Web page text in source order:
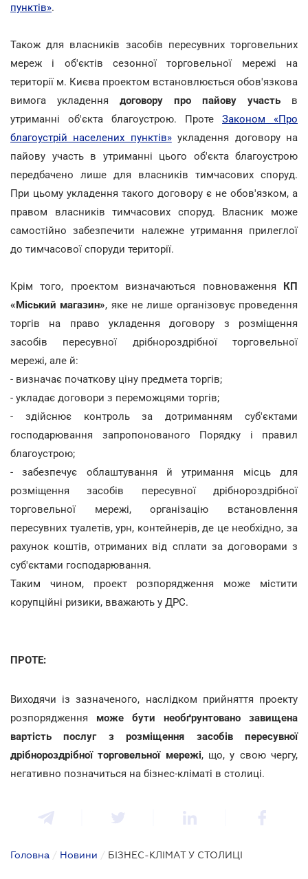
пунктів».
Також для власників засобів пересувних торговельних
мереж і об'єктів сезонної торговельної мережі на
території м. Києва проектом встановлюється обов'язкова
вимога укладення договору про пайову участь в
утриманні об'єкта благоустрою. Проте Законом «Про
благоустрій населених пунктів»укладення договору на
пайову участь в утриманні цього об'єкта благоустрою
передбачено лише для власників тимчасових споруд.
При цьому укладення такого договору є не обов'язком, а
правом власників тимчасових споруд. Власник може
самостійно забезпечити належне утримання прилеглої
до тимчасової споруди території.
Крім того, проектом визначаються повноваження КП
«Міський магазин», яке не лише організовує проведення
торгів на право укладення договору з розміщення
засобів пересувної дрібнороздрібної торговельної
мережі, але й:
- визначає початкову ціну предмета торгів;
- укладає договори з переможцями торгів;
- здійснює контроль за дотриманням суб'єктами
господарювання запропонованого Порядку і правил
благоустрою;
- забезпечує облаштування й утримання місць для
розміщення засобів пересувної дрібнороздрібної
торговельної мережі, організацію встановлення
пересувних туалетів, урн, контейнерів, де це необхідно, за
рахунок коштів, отриманих від сплати за договорами з
суб'єктами господарювання.
Таким чином, проект розпорядження може містити
корупційні ризики, вважають у ДРС.
ПРОТЕ:
Виходячи із зазначеного, наслідком прийняття проекту
розпорядження може бути необґрунтовано завищена
вартість послуг з розміщення засобів пересувної
дрібнороздрібної торговельної мережі, що, у свою чергу,
негативно позначиться на бізнес-кліматі в столиці.
Головна / Новини / БІЗНЕС-КЛІМАТ У СТОЛИЦІ